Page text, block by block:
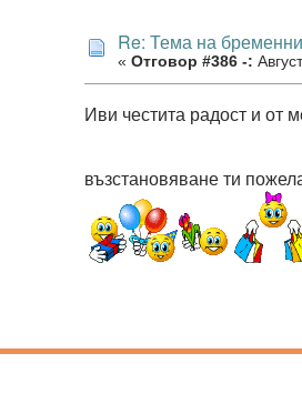
Re: Тема на
« Отговор #386 -:
Иви честита радост и от
възстановяване ти